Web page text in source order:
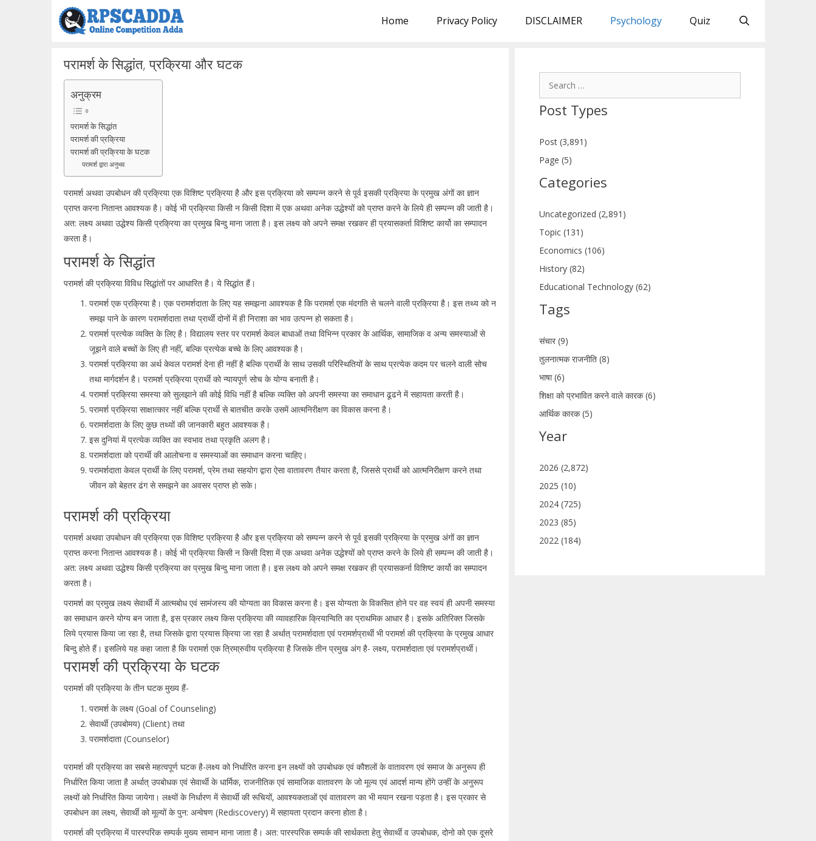
Home Privacy Policy DISCLAIMER Psychology Quiz
परामर्श के सिद्धांत, प्रक्रिया और घटक
अनुक्रम
परामर्श के सिद्धांत
परामर्श की प्रक्रिया
परामर्श की प्रक्रिया के घटक
परामर्श द्वारा अनुभव
परामर्श अथवा उपबोधन की प्रक्रिया एक विशिष्ट प्रक्रिया है और इस प्रक्रिया को सम्पन्न करने से पूर्व इसकी प्रक्रिया के प्रमुख अंगों का ज्ञान
प्राप्त करना नितान्त आवश्यक है। कोई भी प्रक्रिया किसी न किसी दिशा में एक अथवा अनेक उद्धेश्यों को प्राप्त करने के लिये ही सम्पन्न की जाती है।
अत: लक्ष्य अथवा उद्धेश्य किसी प्रक्रिया का प्रमुख बिन्दु माना जाता है। इस लक्ष्य को अपने समक्ष रखकर ही प्रयासकर्ता विशिष्ट कार्यो का सम्पादन
करता है।
परामर्श के सिद्धांत
परामर्श की प्रक्रिया विविध सिद्धांतों पर आधारित है। ये सिद्धांत हैं।
परामर्श एक प्रक्रिया है। एक परामर्शदाता के लिए यह समझना आवश्यक है कि परामर्श एक मंदगति से चलने वाली प्रक्रिया है। इस तथ्य को न
समझ पाने के कारण परामर्शदाता तथा प्रार्थी दोनों में ही निराशा का भाव उत्पन्न हो सकता है।
परामर्श प्रत्येक व्यक्ति के लिए है। विद्यालय स्तर पर परामर्श केवल बाधाओं तथा विभिन्न प्रकार के आर्थिक, सामाजिक व अन्य समस्याओं से
जूझने वाले बच्चों के लिए ही नहीं, बल्कि प्रत्येक बच्चे के लिए आवश्यक है।
परामर्श प्रक्रिया का अर्थ केवल परामर्श देना ही नहीं है बल्कि प्रार्थी के साथ उसकी परिस्थितियों के साथ प्रत्येक कदम पर चलने वाली सोच
तथा मार्गदर्शन है। परामर्श प्रक्रिया प्रार्थी को न्यायपूर्ण सोच के योग्य बनाती है।
परामर्श प्रक्रिया समस्या को सुलझाने की कोई विधि नहीं है बल्कि व्यक्ति को अपनी समस्या का समाधान ढूढने में सहायता करती है।
परामर्श प्रक्रिया साक्षात्कार नहीं बल्कि प्रार्थी से बातचीत करके उसमें आत्मनिरीक्षण का विकास करना है।
परामर्शदाता के लिए कुछ तथ्यों की जानकारी बहुत आवश्यक है।
इस दुनियां में प्रत्येक व्यक्ति का स्वभाव तथा प्रकृति अलग है।
परामर्शदाता को प्रार्थी की आलोचना व समस्याओं का समाधान करना चाहिए।
परामर्शदाता केवल प्रार्थी के लिए परामर्श, प्रेम तथा सहयोग द्वारा ऐसा वातावरण तैयार करता है, जिससे प्रार्थी को आत्मनिरीक्षण करने तथा
जीवन को बेहतर ढंग से समझने का अवसर प्राप्त हो सके।
परामर्श की प्रक्रिया
परामर्श अथवा उपबोधन की प्रक्रिया एक विशिष्ट प्रक्रिया है और इस प्रक्रिया को सम्पन्न करने से पूर्व इसकी प्रक्रिया के प्रमुख अंगों का ज्ञान
प्राप्त करना नितान्त आवश्यक है। कोई भी प्रक्रिया किसी न किसी दिशा में एक अथवा अनेक उद्धेश्यों को प्राप्त करने के लिये ही सम्पन्न की जाती है।
अत: लक्ष्य अथवा उद्धेश्य किसी प्रक्रिया का प्रमुख बिन्दु माना जाता है। इस लक्ष्य को अपने समक्ष रखकर ही प्रयासकर्ना विशिष्ट कार्यो का सम्पादन
करता है।
परामर्श का प्रमुख लक्ष्य सेवार्थी में आत्मबोध एवं सामंजस्य की योग्यता का विकास करना है। इस योग्यता के विकसित होने पर वह स्वयं ही अपनी समस्या
का समाधान करने योग्य बन जाता है, इस प्रकार लक्ष्य किस प्रक्रिया की व्यावहारिक क्रियान्विति का प्राथमिक आधार है। इसके अतिरिक्त जिसके
लिये प्रयास किया जा रहा है, तथा जिसके द्वारा प्रयास क्रिया जा रहा है अर्थात् परामर्शदाता एवं परामर्शप्रार्थी भी परामर्श की प्रक्रिया के प्रमुख आधार
बिन्दु होते हैं। इसलिये यह कहा जाता है कि परामर्श एक त्रिमा्रुवीय प्रक्रिया है जिसके तीन प्रमुख अंग है- लक्ष्य, परामर्शदाता एवं परामर्शप्रार्थी।
परामर्श की प्रक्रिया के घटक
परामर्श की प्रक्रिया के तीन घटक मुख्य हैं-
परामर्श के लक्ष्य (Goal of Counseling)
सेवार्थी (उपबोमय) (Client) तथा
परामर्शदाता (Counselor)
परामर्श की प्रक्रिया का सबसे महत्वपूर्ण घटक है-लक्ष्य को निर्धारित करना इन लक्ष्यों को उपबोधक एवं कौशलों के वातावरण एवं समाज के अनुरूप ही
निर्धारित किया जाता है अर्थात् उपबोधक एवं सेवार्थी के धार्मिक, राजनीतिक एवं सामाजिक वातावरण के जो मूल्य एवं आदर्श मान्य होंगे उन्हीं के अनुरूप
लक्ष्यों को निर्धारित किया जायेगा। लक्ष्यों के निर्धारण में सेवार्थी की रूचियों, आवश्यकताओं एवं वातावरण का भी मयान रखना पड़ता है। इस प्रकार से
उपबोधन का लक्ष्य, सेवार्थी को मूल्यों के पुन: अन्वेषण (Rediscovery) में सहायता प्रदान करना होता है।
परामर्श की प्रक्रिया में पारस्परिक सम्पर्क मुख्य सामान माना जाता है। अत: पारस्परिक सम्पर्क की सार्थकता हेतु सेवार्थी व उपबोधक, दोनो को एक दूसरे
Post Types
Post (3,891)
Page (5)
Categories
Uncategorized (2,891)
Topic (131)
Economics (106)
History (82)
Educational Technology (62)
Tags
संचार (9)
तुलनात्मक राजनीति (8)
भाषा (6)
शिक्षा को प्रभावित करने वाले कारक (6)
आर्थिक कारक (5)
Year
2026 (2,872)
2025 (10)
2024 (725)
2023 (85)
2022 (184)